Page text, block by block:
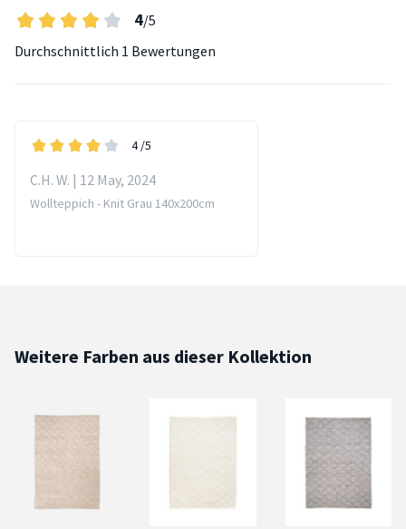
4/5
Durchschnittlich 1 Bewertungen
4 /5
C.H. W. | 12 May, 2024
Wollteppich - Knit Grau 140x200cm
Weitere Farben aus dieser Kollektion